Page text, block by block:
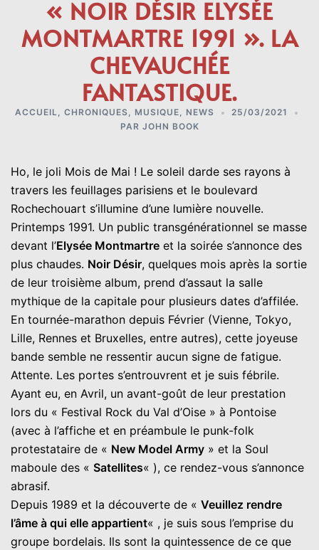
« NOIR DÉSIR ELYSÉE
MONTMARTRE 1991 ». LA
CHEVAUCHÉE
FANTASTIQUE.
ACCUEIL, CHRONIQUES , MUSIQUE, NEWS
25/03/2021
PAR JOHN BOOK
Ho, le joli Mois de Mai ! Le soleil darde ses rayons à
travers les feuillages parisiens et le boulevard
Rochechouart s’illumine d’une lumière nouvelle.
Printemps 1991. Un public transgénérationnel se masse
devant l’Elysée Montmartre et la soirée s’annonce des
plus chaudes. Noir Désir, quelques mois après la sortie
de leur troisième album, prend d’assaut la salle
mythique de la capitale pour plusieurs dates d’affilée.
En tournée-marathon depuis Février (Vienne, Tokyo,
Lille, Rennes et Bruxelles, entre autres), cette joyeuse
bande semble ne ressentir aucun signe de fatigue.
Attente. Les portes s’entrouvrent et je suis fébrile.
Ayant eu, en Avril, un avant-goût de leur prestation
lors du « Festival Rock du Val d’Oise » à Pontoise
(avec à l’affiche et en préambule le punk-folk
protestataire de « New Model Army » et la Soul
maboule des « Satellites« ), ce rendez-vous s’annonce
abrasif.
Depuis 1989 et la découverte de « Veuillez rendre
l’âme à qui elle appartient« , je suis sous l’emprise du
groupe bordelais. Ils sont la quintessence de ce que